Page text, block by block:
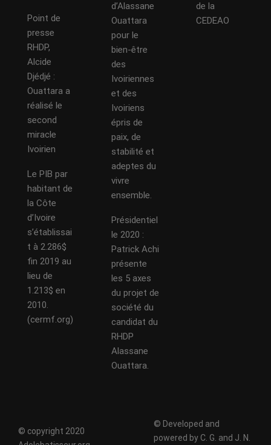
Point de
presse
RHDP,
Alcide
Djédjé :
Ouattara a
réalisé le
second
miracle
Ivoirien
Le PIB par
habitant de
la Côte
d’Ivoire
s’établissai
t à 2.286$
fin 2019 au
lieu de
1.213$ en
2010.
(cermf.org)
d’Alassane
Ouattara
pour le
bien-être
des
Ivoiriennes
et des
Ivoiriens
épris de
paix, de
stabilité et
adeptes du
vivre
ensemble.
Présidentiel
le 2020 :
Patrick Achi
présente
les 5 axes
du projet de
société du
candidat du
RHDP
Alassane
Ouattara.
de la
CEDEAO
© copyright 2020
© Developed and
powered by C. G. and J. N.